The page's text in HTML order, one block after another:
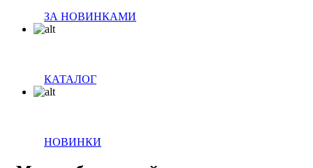
ЗА НОВИНКАМИ
КАТАЛОГ
НОВИНКИ